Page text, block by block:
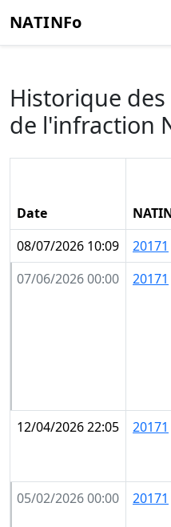
NATINFo
Historique
de l'infraction
Date
08/07/2026 10:09
20171
07/06/2026 00:00
20171
12/04/2026 22:05
20171
05/02/2026 00:00
20171